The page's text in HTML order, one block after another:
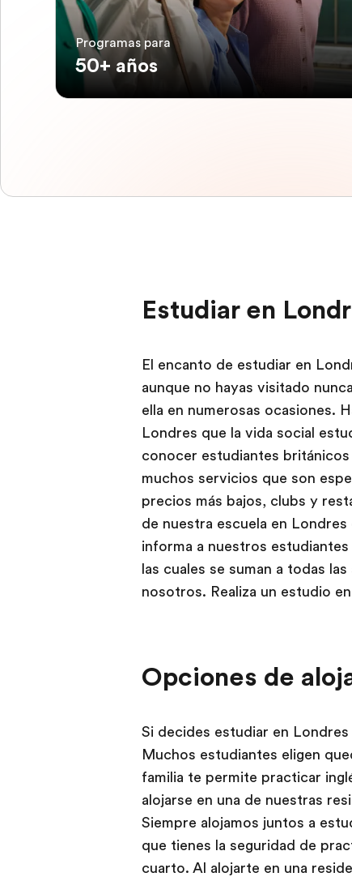
Programas para
50+ años
Estudiar en
El encanto de estudiar en
aunque no hayas visitado
ella en numerosas ocasiones.
Londres que la vida social
conocer estudiantes
muchos servicios que son
precios más bajos, clubs y
de nuestra escuela en
informa a nuestros
las cuales se suman a todas
nosotros. Realiza un estudio
Opciones de
Si decides estudiar en
Muchos estudiantes eligen
familia te permite practicar
alojarse en una de nuestras
Siempre alojamos juntos a
que tienes la seguridad de
cuarto. Al alojarte en una